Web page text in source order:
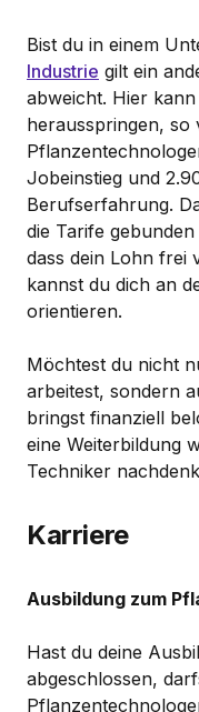
Bist du in einem
Industrie gilt ein
abweicht. Hier
herausspringen, so
Jobeinstieg und
Berufserfahrung.
die Tarife
dass dein Lohn frei
kannst du dich an
orientieren.
Möchtest du nicht
arbeitest, sondern
bringst finanziell
eine Weiterbildung
Techniker
Karriere
Ausbildung zum
Hast du deine
abgeschlossen,